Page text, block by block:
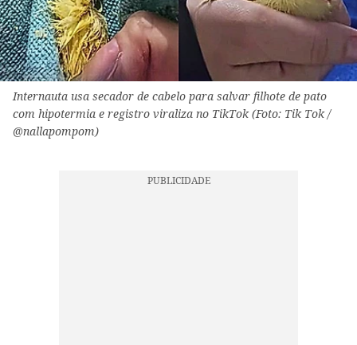
Internauta usa secador de cabelo para salvar filhote de pato
com hipotermia e registro viraliza no TikTok (Foto: Tik Tok /
@nallapompom)